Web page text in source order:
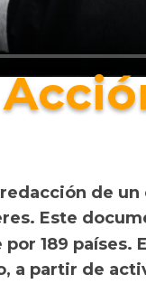
de
Este
189 países.
a partir de